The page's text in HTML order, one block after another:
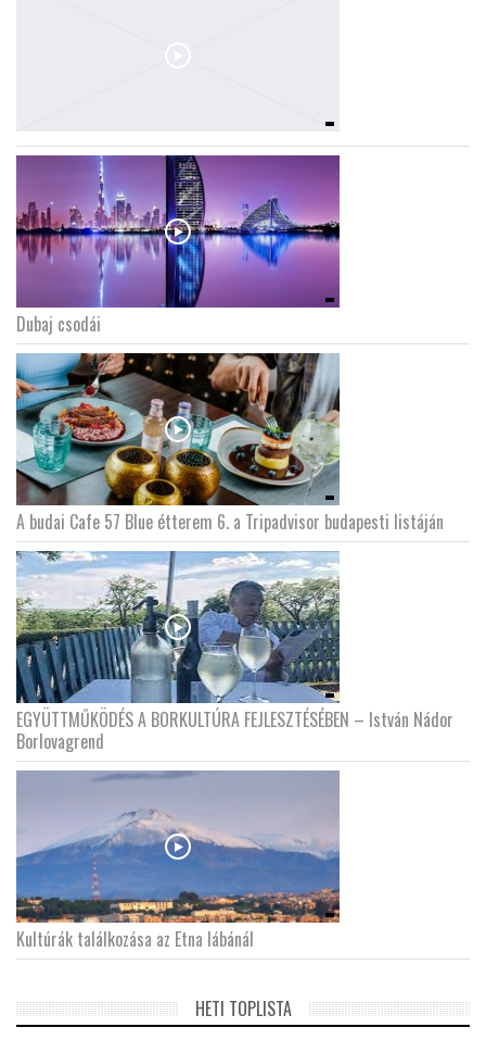
Dubaj csodái
A budai Cafe 57 Blue étterem 6. a Tripadvisor budapesti listáján
EGYÜTTMŰKÖDÉS A BORKULTÚRA FEJLESZTÉSÉBEN – István Nádor
Borlovagrend
Kultúrák találkozása az Etna lábánál
HETI TOPLISTA